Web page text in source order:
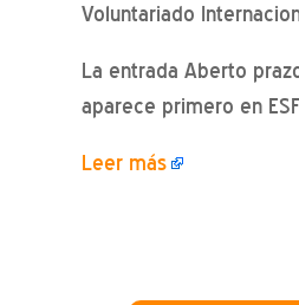
Voluntariado
La entrada Aberto
aparece primero en
Leer más